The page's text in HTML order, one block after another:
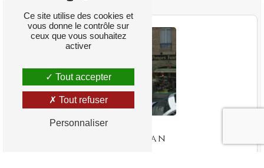
Frère Funéraire - Dinan
Ce site utilise des cookies et
vous donne le contrôle sur
ceux que vous souhaitez
activer
Tout accepter
Tout refuser
Personnaliser